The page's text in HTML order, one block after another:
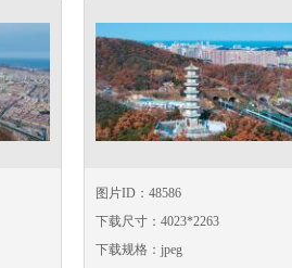
图片ID：48586
下载尺寸：4023*2263
下载规格：jpeg